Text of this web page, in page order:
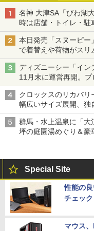
名神 大津SA「びわ湖
時は店舗・トイレ・駐
本日発売「スヌーピー
で着替えや荷物がスリ
ディズニーシー「イン
11月末に運営再開。
は1500円
クロックスのリカバ
幅広いサイズ展開、独
群馬・水上温泉に「
坪の庭園湯めぐり＆豪
Special Site
性能の
チェック
マウス